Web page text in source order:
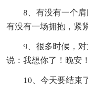
8、有没有一个
有没有一场拥抱，紧
9、很多时候，
说：我想你了！晚安！
10、今天要结束